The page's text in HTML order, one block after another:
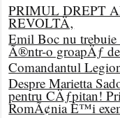
PRIMUL DREPT
REVOLTÄ‚
Emil Boc nu
Ã®ntr-o groapÄƒ
Comandantul
Despre Marietta
pentru CÄƒpitan!
RomÃ¢nia È™i